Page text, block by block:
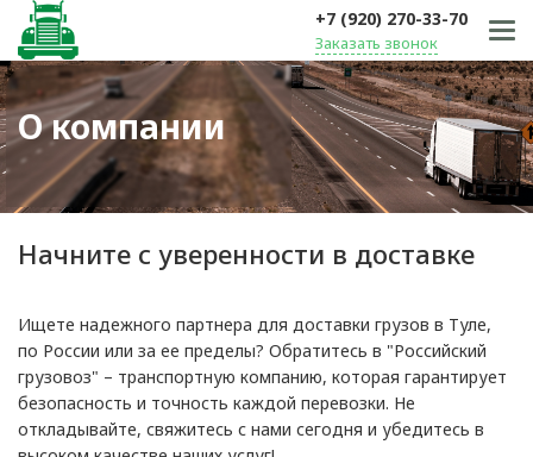
+7 (920) 270-33-70
Заказать звонок
О компании
Начните с уверенности в доставке
Ищете надежного партнера для доставки грузов в Туле,
по России или за ее пределы? Обратитесь в "Российский
грузовоз" – транспортную компанию, которая гарантирует
безопасность и точность каждой перевозки. Не
откладывайте, свяжитесь с нами сегодня и убедитесь в